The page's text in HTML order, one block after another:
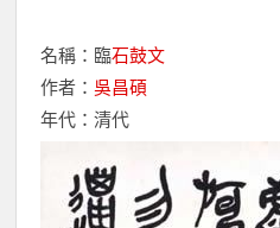
名稱：臨石鼓文
作者：吳昌碩
年代：清代